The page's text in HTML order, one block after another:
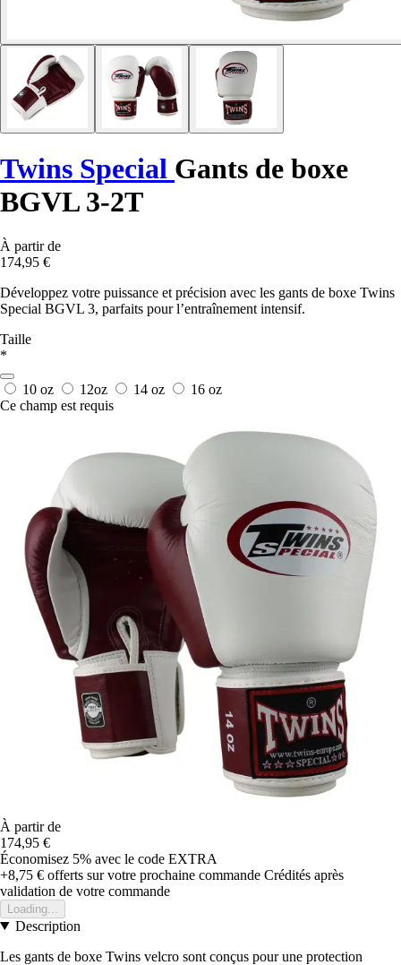
Twins Special Gants de boxe
BGVL 3-2T
À partir de
174,95 €
Développez votre puissance et précision avec les gants de boxe Twins
Special BGVL 3, parfaits pour l’entraînement intensif.
Taille
*
10 oz 12oz 14 oz
16 oz
Ce champ est requis
À partir de
174,95 €
Économisez 5% avec le code EXTRA
+8,75 € offerts sur votre prochaine commande Crédités après
validation de votre commande
Loading...
Description
Les gants de boxe Twins velcro sont conçus pour une protection